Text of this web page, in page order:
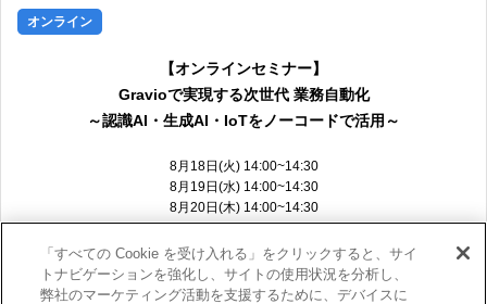
オンライン
【オンラインセミナー】
Gravioで実現する次世代 業務自動化
～認識AI・生成AI・IoTをノーコードで活用～
8月18日(火) 14:00~14:30
8月19日(水) 14:00~14:30
8月20日(木) 14:00~14:30
詳細・お申し込み
「すべての Cookie を受け入れる」をクリックすると、サイ
トナビゲーションを強化し、サイトの使用状況を分析し、
弊社のマーケティング活動を支援するために、デバイスに